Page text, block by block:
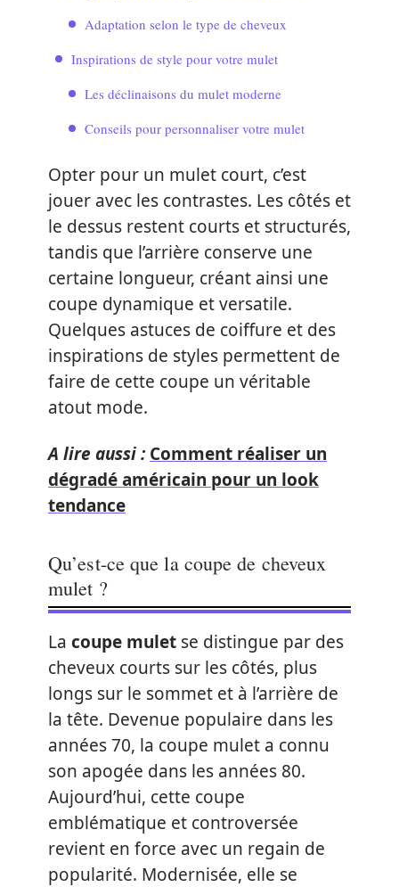
Adaptation selon le type de cheveux
Inspirations de style pour votre mulet
Les déclinaisons du mulet moderne
Conseils pour personnaliser votre mulet
Opter pour un mulet court, c’est
jouer avec les contrastes. Les côtés et
le dessus restent courts et structurés,
tandis que l’arrière conserve une
certaine longueur, créant ainsi une
coupe dynamique et versatile.
Quelques astuces de coiffure et des
inspirations de styles permettent de
faire de cette coupe un véritable
atout mode.
A lire aussi : Comment réaliser un
dégradé américain pour un look
tendance
Qu’est-ce que la coupe de cheveux
mulet ?
La coupe mulet se distingue par des
cheveux courts sur les côtés, plus
longs sur le sommet et à l’arrière de
la tête. Devenue populaire dans les
années 70, la coupe mulet a connu
son apogée dans les années 80.
Aujourd’hui, cette coupe
emblématique et controversée
revient en force avec un regain de
popularité. Modernisée, elle se